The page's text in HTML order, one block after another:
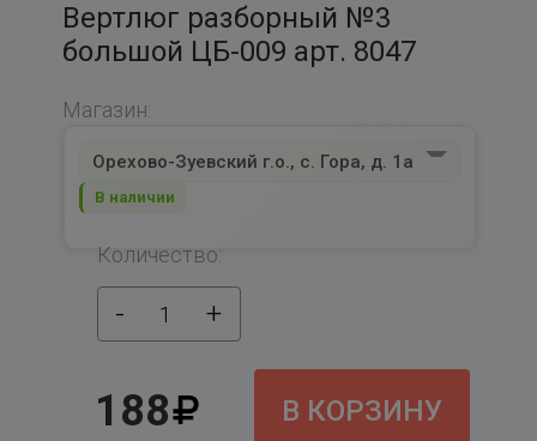
Вертлюг разборный №3
большой ЦБ-009 арт. 8047
Магазин:
Орехово-Зуевский г.о., с. Гора, д. 1а
В наличии
Количество:
- 1 +
188 В КОРЗИНУ